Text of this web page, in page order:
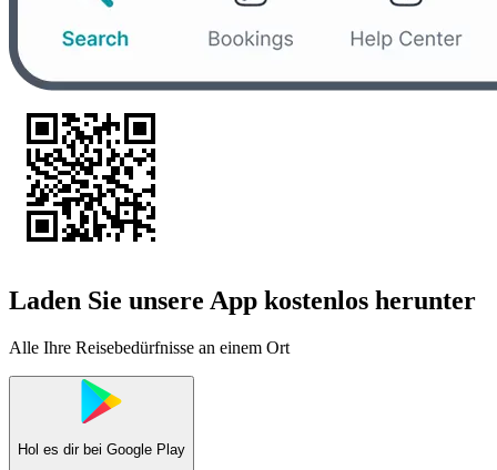
Laden Sie unsere App kostenlos herunter
Alle Ihre Reisebedürfnisse an einem Ort
Hol es dir bei Google Play